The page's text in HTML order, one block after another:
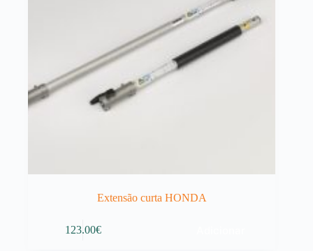
Extensão curta HONDA
123.00€